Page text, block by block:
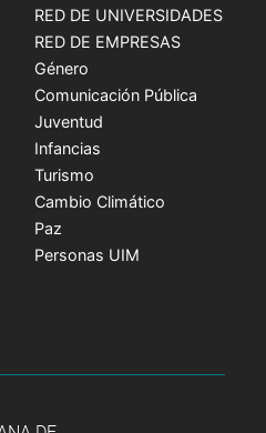
RED DE UNIVERSIDADES
RED DE EMPRESAS
Género
Comunicación Pública
Juventud
Infancias
Turismo
Cambio Climático
Paz
Personas UIM